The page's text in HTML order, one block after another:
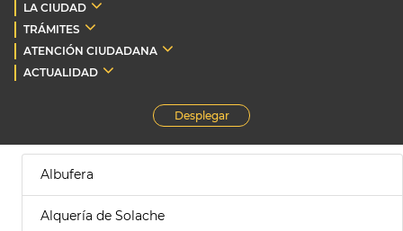
LA CIUDAD
TRÁMITES
ATENCIÓN CIUDADANA
ACTUALIDAD
Desplegar
Albufera
Alquería de Solache